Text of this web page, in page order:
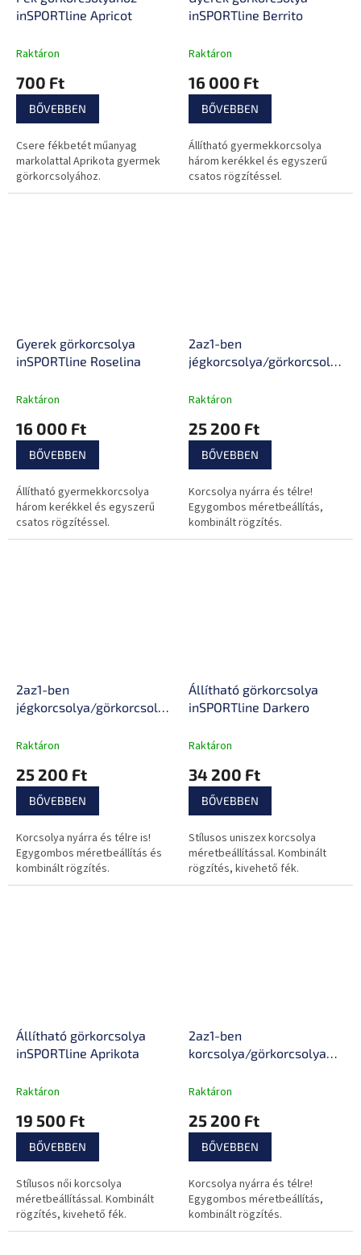
inSPORTline Apricot
Raktáron
700 Ft
BŐVEBBEN
Csere fékbetét műanyag
markolattal Aprikota gyermek
görkorcsolyához.
inSPORTline Berrito
Raktáron
16 000 Ft
BŐVEBBEN
Állítható gyermekkorcsolya
három kerékkel és egyszerű
csatos rögzítéssel.
Gyerek görkorcsolya
inSPORTline Roselina
Raktáron
16 000 Ft
BŐVEBBEN
Állítható gyermekkorcsolya
három kerékkel és egyszerű
csatos rögzítéssel.
2az1-ben
jégkorcsolya/görkorcsolya
Raktáron
25 200 Ft
BŐVEBBEN
Korcsolya nyárra és télre!
Egygombos méretbeállítás,
kombinált rögzítés.
2az1-ben
jégkorcsolya/görkorcsolya
Raktáron
25 200 Ft
BŐVEBBEN
Korcsolya nyárra és télre is!
Egygombos méretbeállítás és
kombinált rögzítés.
Állítható görkorcsolya
inSPORTline Darkero
Raktáron
34 200 Ft
BŐVEBBEN
Stílusos uniszex korcsolya
méretbeállítással. Kombinált
rögzítés, kivehető fék.
Állítható görkorcsolya
inSPORTline Aprikota
Raktáron
19 500 Ft
BŐVEBBEN
Stílusos női korcsolya
méretbeállítással. Kombinált
rögzítés, kivehető fék.
2az1-ben
korcsolya/görkorcsolya
Raktáron
25 200 Ft
BŐVEBBEN
Korcsolya nyárra és télre!
Egygombos méretbeállítás,
kombinált rögzítés.